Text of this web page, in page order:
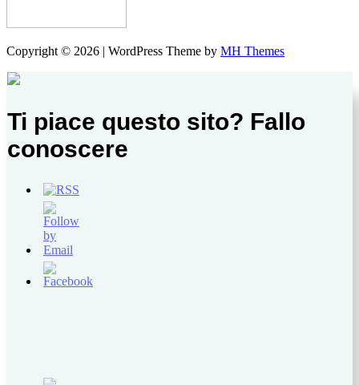
Copyright © 2026 | WordPress Theme by MH Themes
Ti piace questo sito? Fallo
conoscere